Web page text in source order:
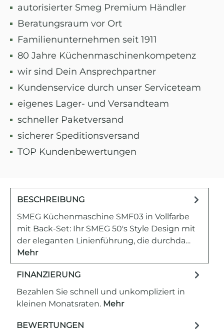
autorisierter Smeg Premium Händler
Beratungsraum vor Ort
Familienunternehmen seit 1911
80 Jahre Küchenmaschinenkompetenz
wir sind Dein Ansprechpartner
Kundenservice durch unser Serviceteam
eigenes Lager- und Versandteam
schneller Paketversand
sicherer Speditionsversand
TOP Kundenbewertungen
BESCHREIBUNG
SMEG Küchenmaschine SMF03 in Vollfarbe
mit Back-Set: Ihr SMEG 50's Style Design mit
der eleganten Linienführung, die durchda…
Mehr
FINANZIERUNG
Bezahlen Sie schnell und unkompliziert in
kleinen Monatsraten. Mehr
BEWERTUNGEN